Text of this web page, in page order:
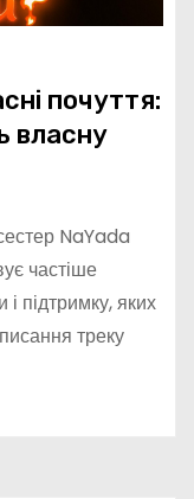
почуття:
власну
NaYada
частіше
підтримку, яких
треку